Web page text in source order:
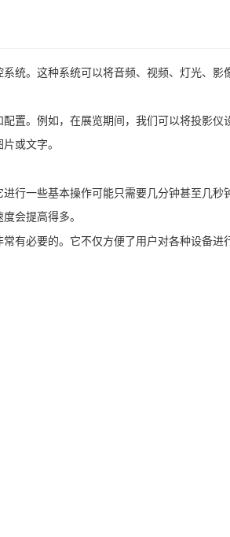
统。这种系统可以将音频、视频、灯光、影
置。例如，在展览期间，我们可以将投影仪
或文字。
行一些基本操作可能只需要几分钟甚至几秒
会提高得多。
有必要的。它不仅方便了用户对各种设备进